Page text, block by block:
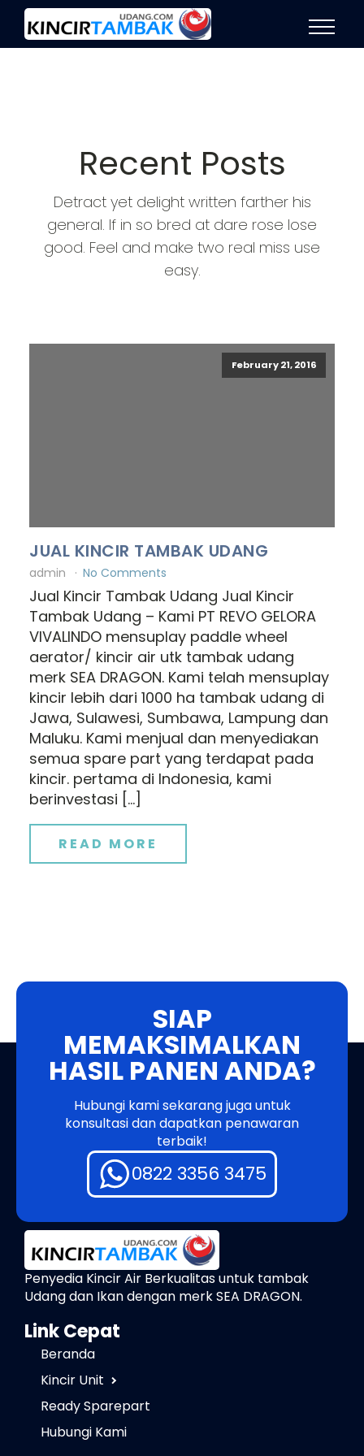
Recent Posts
Detract yet delight written farther his
general. If in so bred at dare rose lose
good. Feel and make two real miss use
easy.
February 21, 2016
JUAL KINCIR TAMBAK UDANG
admin No Comments
Jual Kincir Tambak Udang Jual Kincir
Tambak Udang – Kami PT REVO GELORA
VIVALINDO mensuplay paddle wheel
aerator/ kincir air utk tambak udang
merk SEA DRAGON. Kami telah mensuplay
kincir lebih dari 1000 ha tambak udang di
Jawa, Sulawesi, Sumbawa, Lampung dan
Maluku. Kami menjual dan menyediakan
semua spare part yang terdapat pada
kincir. pertama di Indonesia, kami
berinvestasi […]
READ MORE
SIAP
MEMAKSIMALKAN
HASIL PANEN ANDA?
Hubungi kami sekarang juga untuk
konsultasi dan dapatkan penawaran
terbaik!
0822 3356 3475
Penyedia Kincir Air Berkualitas untuk tambak
Udang dan Ikan dengan merk SEA DRAGON.
Link Cepat
Beranda
Kincir Unit
Ready Sparepart
Hubungi Kami